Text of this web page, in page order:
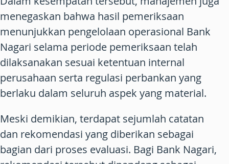
menegaskan bahwa hasil pemeriksaan
menunjukkan pengelolaan operasional Bank
Nagari selama periode pemeriksaan telah
dilaksanakan sesuai ketentuan internal
perusahaan serta regulasi perbankan yang
berlaku dalam seluruh aspek yang material.
Meski demikian, terdapat sejumlah catatan
dan rekomendasi yang diberikan sebagai
bagian dari proses evaluasi. Bagi Bank Nagari,